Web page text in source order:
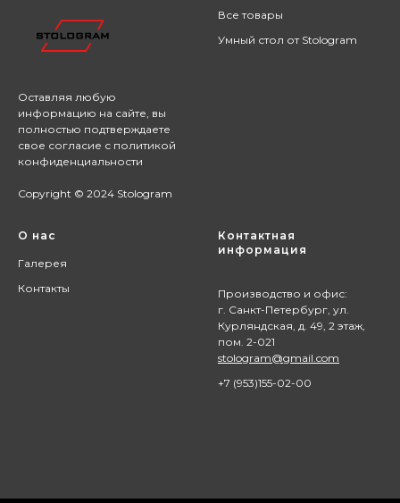
Оставляя любую
информацию на сайте, вы
полностью подтверждаете
свое согласие с политикой
конфиденциальности
Copyright © 2024 Stologram
Все товары
Умный стол от Stologram
О нас
Галерея
Контакты
Контактная
информация
Производство и офис:
г. Санкт-Петербург, ул.
Курляндская, д. 49, 2 этаж,
пом. 2-021
stologram@gmail.com
+7 (953)155-02-00